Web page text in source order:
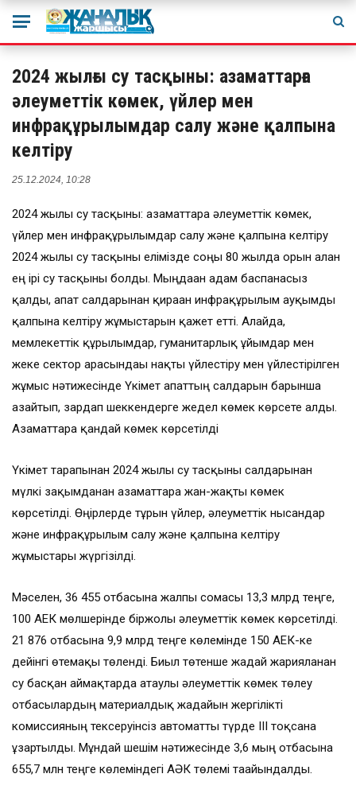
2024 жылғы су тасқыны: азаматтарға
әлеуметтік көмек, үйлер мен
инфрақұрылымдар салу және қалпына
келтіру
25.12.2024, 10:28
2024 жылғы су тасқыны: азаматтарға әлеуметтік көмек,
үйлер мен инфрақұрылымдар салу және қалпына келтіру
2024 жылғы су тасқыны елімізде соңғы 80 жылда орын алған
ең ірі су тасқыны болды. Мыңдаған адам баспанасыз
қалды, апат салдарынан қираған инфрақұрылым ауқымды
қалпына келтіру жұмыстарын қажет етті. Алайда,
мемлекеттік құрылымдар, гуманитарлық ұйымдар мен
жеке сектор арасындағы нақты үйлестіру мен үйлестірілген
жұмыс нәтижесінде Үкімет апаттың салдарын барынша
азайтып, зардап шеккендерге жедел көмек көрсете алды.
Азаматтарға қандай көмек көрсетілді
Үкімет тарапынан 2024 жылғы су тасқыны салдарынан
мүлкі зақымданған азаматтарға жан-жақты көмек
көрсетілді. Өңірлерде тұрғын үйлер, әлеуметтік нысандар
және инфрақұрылым салу және қалпына келтіру
жұмыстары жүргізілді.
Мәселен, 36 455 отбасына жалпы сомасы 13,3 млрд теңге,
100 АЕК мөлшерінде біржолғы әлеуметтік көмек көрсетілді.
21 876 отбасына 9,9 млрд теңге көлемінде 150 АЕК-ке
дейінгі өтемақы төленді. Биыл төтенше жағдай жарияланған
су басқан аймақтарда атаулы әлеуметтік көмек төлеу
отбасылардың материалдық жағдайын жергілікті
комиссияның тексеруінсіз автоматты түрде ІІІ тоқсанға
ұзартылды. Мұндай шешім нәтижесінде 3,6 мың отбасына
655,7 млн теңге көлеміндегі АӘК төлемі тағайындалды.